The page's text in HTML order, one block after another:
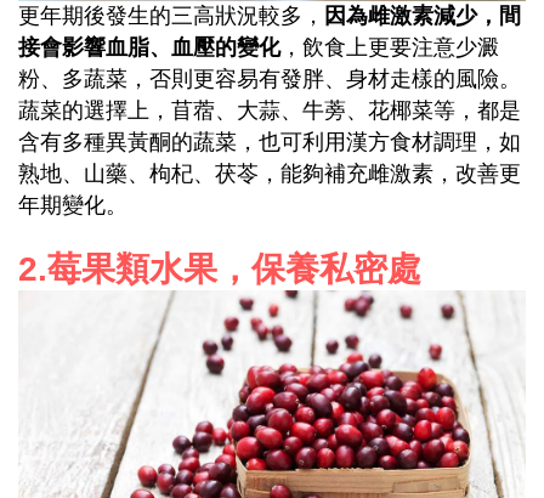
更年期後發生的三高狀況較多， 因為雌激素減少，間
接會影響血脂、血壓的變化，飲食上更要注意少澱
粉、多蔬菜，否則更容易有發胖、身材走樣的風險。
蔬菜的選擇上，苜蓿、大蒜、牛蒡、花椰菜等，都是
含有多種異黃酮的蔬菜，也可利用漢方食材調理，如
熟地、山藥、枸杞、茯苓，能夠補充雌激素，改善更
年期變化。
2.莓果類水果，保養私密處